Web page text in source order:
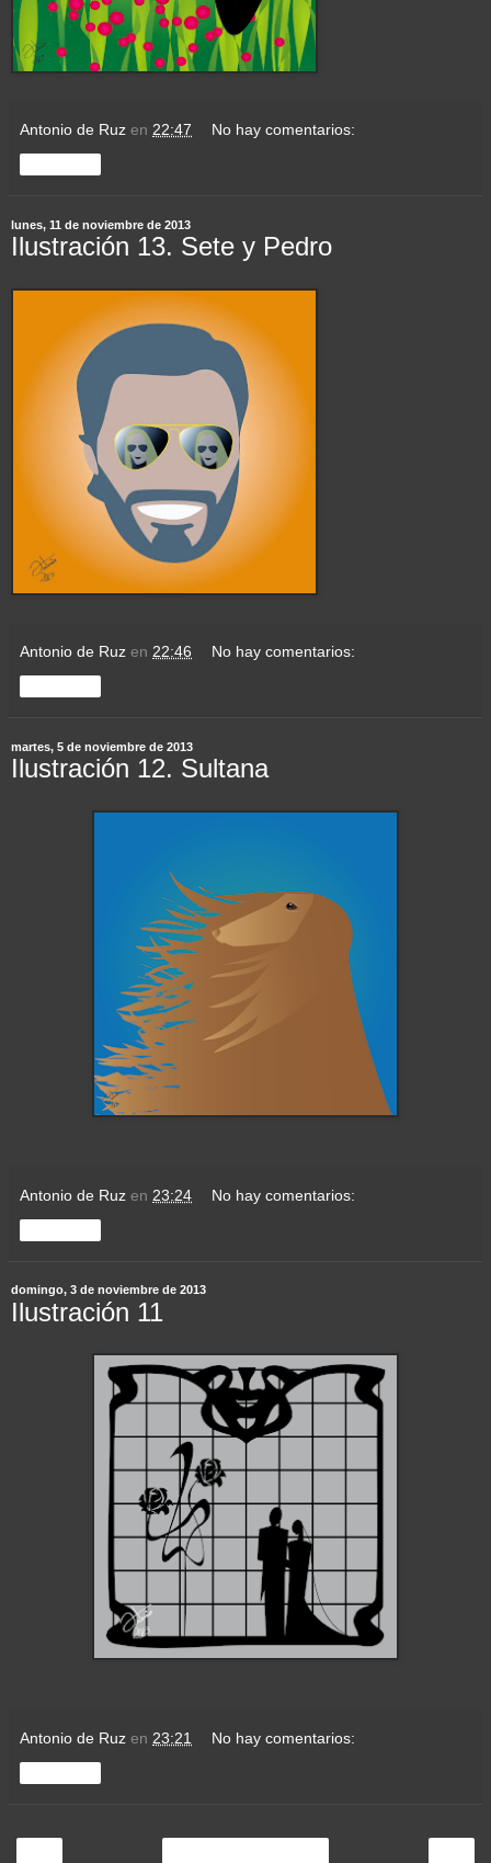
Antonio de Ruz en 22:47 No hay comentarios:
lunes, 11 de noviembre de 2013
Ilustración 13. Sete y Pedro
Antonio de Ruz en 22:46 No hay comentarios:
martes, 5 de noviembre de 2013
Ilustración 12. Sultana
Antonio de Ruz en 23:24 No hay comentarios:
domingo, 3 de noviembre de 2013
Ilustración 11
Antonio de Ruz en 23:21 No hay comentarios: